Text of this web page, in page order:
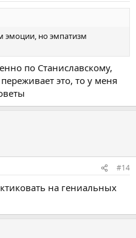
эмоции, но эмпатизм
по Станиславскому,
это, то у меня
#14
на гениальных